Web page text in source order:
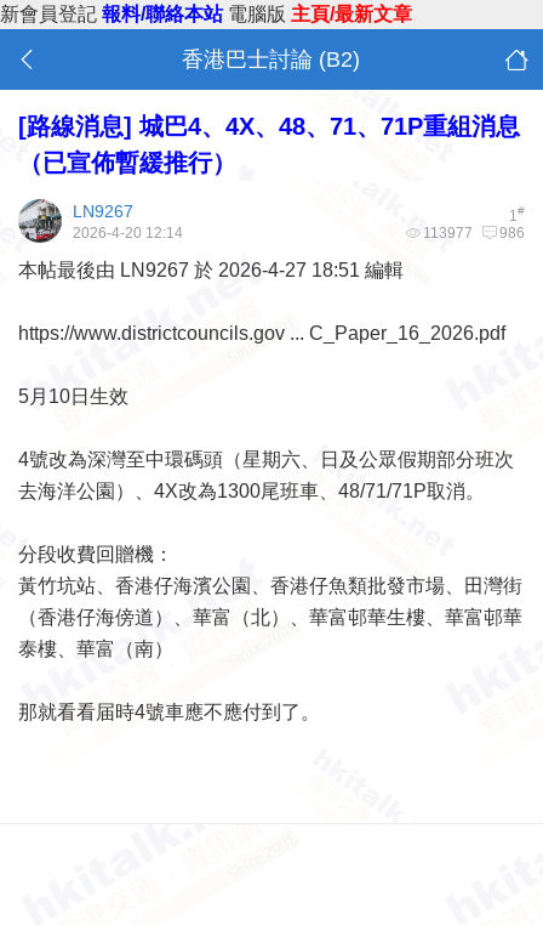
新會員登記 報料/聯絡本站 電腦版 主頁/最新文章
香港巴士討論 (B2)
[路線消息] 城巴4、4X、48、71、71P重組消息
（已宣佈暫緩推行）
1#
LN9267
113977 986
2026-4-20 12:14
本帖最後由 LN9267 於 2026-4-27 18:51 編輯
https://www.districtcouncils.gov ... C_Paper_16_2026.pdf
5月10日生效
4號改為深灣至中環碼頭（星期六、日及公眾假期部分班次
去海洋公園）、4X改為1300尾班車、48/71/71P取消。
分段收費回贈機：
黃竹坑站、香港仔海濱公園、香港仔魚類批發市場、田灣街
（香港仔海傍道）、華富（北）、華富邨華生樓、華富邨華
泰樓、華富（南）
那就看看届時4號車應不應付到了。